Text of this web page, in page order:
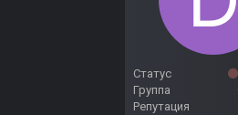
Статус
Группа
Репутация